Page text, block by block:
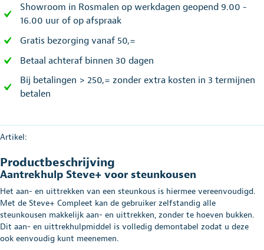
Showroom in Rosmalen op werkdagen geopend 9.00 -
16.00 uur of op afspraak
Gratis bezorging vanaf 50,=
Betaal achteraf binnen 30 dagen
Bij betalingen > 250,= zonder extra kosten in 3 termijnen
betalen
Artikel:
Productbeschrijving
Aantrekhulp Steve+ voor steunkousen
Het aan- en uittrekken van een steunkous is hiermee vereenvoudigd.
Met de Steve+ Compleet kan de gebruiker zelfstandig alle
steunkousen makkelijk aan- en uittrekken, zonder te hoeven bukken.
Dit aan- en uittrekhulpmiddel is volledig demontabel zodat u deze
ook eenvoudig kunt meenemen.